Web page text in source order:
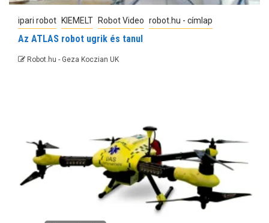
ipari robot KIEMELT Robot Video robot.hu - címlap
Az ATLAS robot ugrik és tanul
Robot.hu - Geza Koczian UK